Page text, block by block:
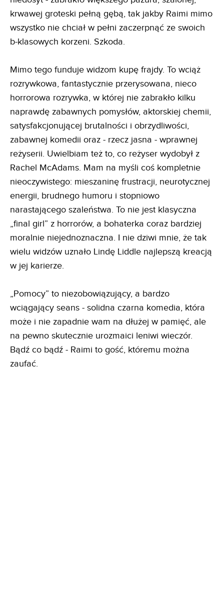
krwawej groteski pełną gębą, tak jakby Raimi mimo
wszystko nie chciał w pełni zaczerpnąć ze swoich
b-klasowych korzeni. Szkoda.
Mimo tego funduje widzom kupę frajdy. To wciąż
rozrywkowa, fantastycznie przerysowana, nieco
horrorowa rozrywka, w której nie zabrakło kilku
naprawdę zabawnych pomysłów, aktorskiej chemii,
satysfakcjonującej brutalności i obrzydliwości,
zabawnej komedii oraz - rzecz jasna - wprawnej
reżyserii. Uwielbiam też to, co reżyser wydobył z
Rachel McAdams. Mam na myśli coś kompletnie
nieoczywistego: mieszaninę frustracji, neurotycznej
energii, brudnego humoru i stopniowo
narastającego szaleństwa. To nie jest klasyczna
„final girl” z horrorów, a bohaterka coraz bardziej
moralnie niejednoznaczna. I nie dziwi mnie, że tak
wielu widzów uznało Lindę Liddle najlepszą kreacją
w jej karierze.
„Pomocy” to niezobowiązujący, a bardzo
wciągający seans - solidna czarna komedia, która
może i nie zapadnie wam na dłużej w pamięć, ale
na pewno skutecznie urozmaici leniwi wieczór.
Bądź co bądź - Raimi to gość, któremu można
zaufać.